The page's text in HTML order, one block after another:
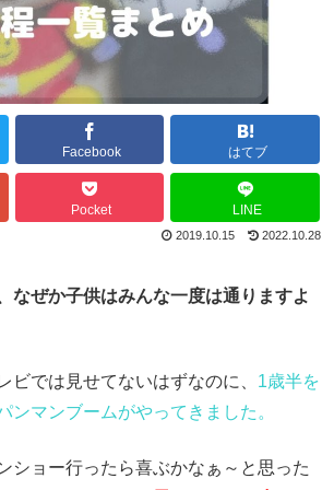
Facebook はてブ
Pocket LINE
2019.10.15 2022.10.28
なぜか子供はみんな一度は通りますよ
ビでは見せてないはずなのに、 1歳半を
ンマンブームがやってきました。
ショー行ったら喜ぶかなぁ～と思った